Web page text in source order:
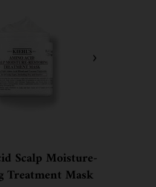
Scalp Moisture-
Treatment Mask